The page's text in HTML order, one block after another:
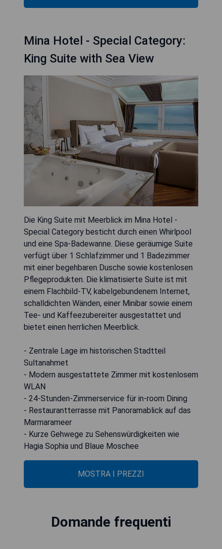
Mina Hotel - Special Category:
King Suite with Sea View
Die King Suite mit Meerblick im Mina Hotel -
Special Category besticht durch einen Whirlpool
und eine Spa-Badewanne. Diese geräumige Suite
verfügt über 1 Schlafzimmer und 1 Badezimmer
mit einer begehbaren Dusche sowie kostenlosen
Pflegeprodukten. Die klimatisierte Suite ist mit
einem Flachbild-TV, kabelgebundenem Internet,
schalldichten Wänden, einer Minibar sowie einem
Tee- und Kaffeezubereiter ausgestattet und
bietet einen herrlichen Meerblick.
- Zentrale Lage im historischen Stadtteil
Sultanahmet
- Modern ausgestattete Zimmer mit kostenlosem
WLAN
- 24-Stunden-Zimmerservice für in-room Dining
- Restaurantterrasse mit Panoramablick auf das
Marmarameer
- Kurze Gehwege zu Sehenswürdigkeiten wie
Hagia Sophia und Blaue Moschee
MOSTRA I PREZZI
Domande frequenti